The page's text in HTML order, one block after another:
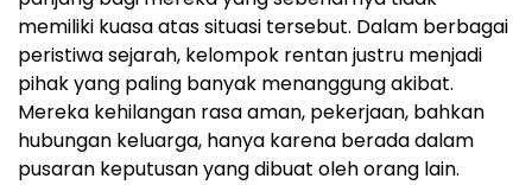
memiliki kuasa atas situasi tersebut. Dalam berbagai
peristiwa sejarah, kelompok rentan justru menjadi
pihak yang paling banyak menanggung akibat.
Mereka kehilangan rasa aman, pekerjaan, bahkan
hubungan keluarga, hanya karena berada dalam
pusaran keputusan yang dibuat oleh orang lain.